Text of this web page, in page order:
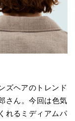
ズヘアのトレンド
さん。今回は色気
れるミディアムパ